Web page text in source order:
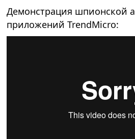
Демонстрация шпионской
приложений TrendMicro: